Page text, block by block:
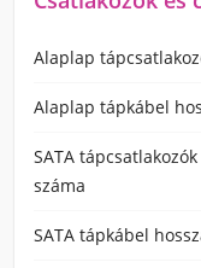
Alaplap
Alaplap tápkábel
SATA tápcsatlakozók
száma
SATA tápkábel